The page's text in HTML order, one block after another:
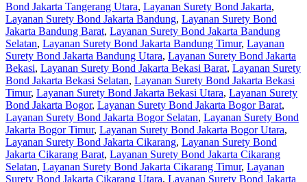
Bond Jakarta Tangerang Utara, Layanan Surety Bond Jakarta,
Layanan Surety Bond Jakarta Bandung, Layanan Surety Bond
Jakarta Bandung Barat, Layanan Surety Bond Jakarta Bandung
Selatan, Layanan Surety Bond Jakarta Bandung Timur, Layanan
Surety Bond Jakarta Bandung Utara, Layanan Surety Bond Jakarta
Bekasi, Layanan Surety Bond Jakarta Bekasi Barat, Layanan Surety
Bond Jakarta Bekasi Selatan, Layanan Surety Bond Jakarta Bekasi
Timur, Layanan Surety Bond Jakarta Bekasi Utara, Layanan Surety
Bond Jakarta Bogor, Layanan Surety Bond Jakarta Bogor Barat,
Layanan Surety Bond Jakarta Bogor Selatan, Layanan Surety Bond
Jakarta Bogor Timur, Layanan Surety Bond Jakarta Bogor Utara,
Layanan Surety Bond Jakarta Cikarang, Layanan Surety Bond
Jakarta Cikarang Barat, Layanan Surety Bond Jakarta Cikarang
Selatan, Layanan Surety Bond Jakarta Cikarang Timur, Layanan
Surety Bond Jakarta Cikarang Utara, Layanan Surety Bond Jakarta